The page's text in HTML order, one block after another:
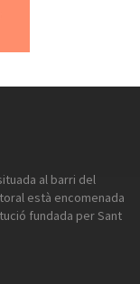
al barri del
està encomenada
fundada per Sant